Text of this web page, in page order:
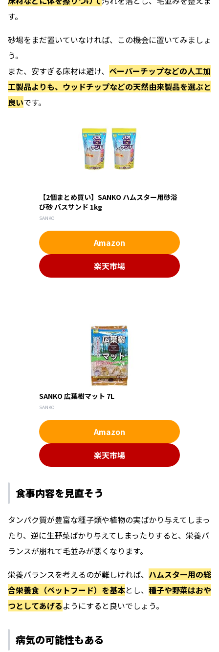
す。
砂場をまだ置いていなければ、この機会に置いてみましょ
う。
また、安すぎる床材は避け、 ペーパーチップなどの人工加
工製品よりも、ウッドチップなどの天然由来製品を選ぶと
良いです。
【2個まとめ買い】SANKO ハムスター用砂浴
び砂 バスサンド 1kg
SANKO
Amazon
楽天市場
SANKO 広葉樹マット 7L
SANKO
Amazon
楽天市場
食事内容を見直そう
タンパク質が豊富な種子類や植物の実ばかり与えてしまっ
たり、逆に生野菜ばかり与えてしまったりすると、栄養バ
ランスが崩れて毛並みが悪くなります。
栄養バランスを考えるのが難しければ、 ハムスター用の総
合栄養食（ペットフード）を基本とし、 種子や野菜はおや
つとしてあげるようにすると良いでしょう。
病気の可能性もある